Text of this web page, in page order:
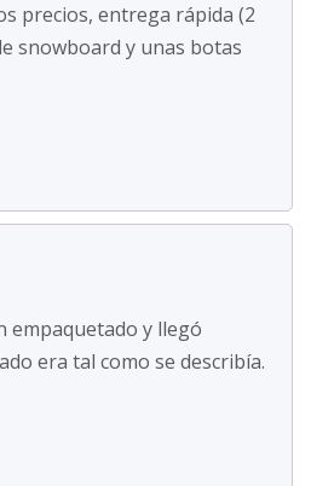
precios, entrega rápida (2
snowboard y unas botas
empaquetado y llegó
era tal como se describía.